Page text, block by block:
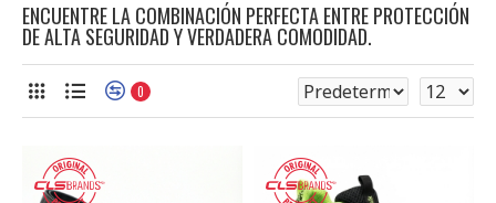
ENCUENTRE LA COMBINACIÓN PERFECTA ENTRE PROTECCIÓN
DE ALTA SEGURIDAD Y VERDADERA COMODIDAD.
0